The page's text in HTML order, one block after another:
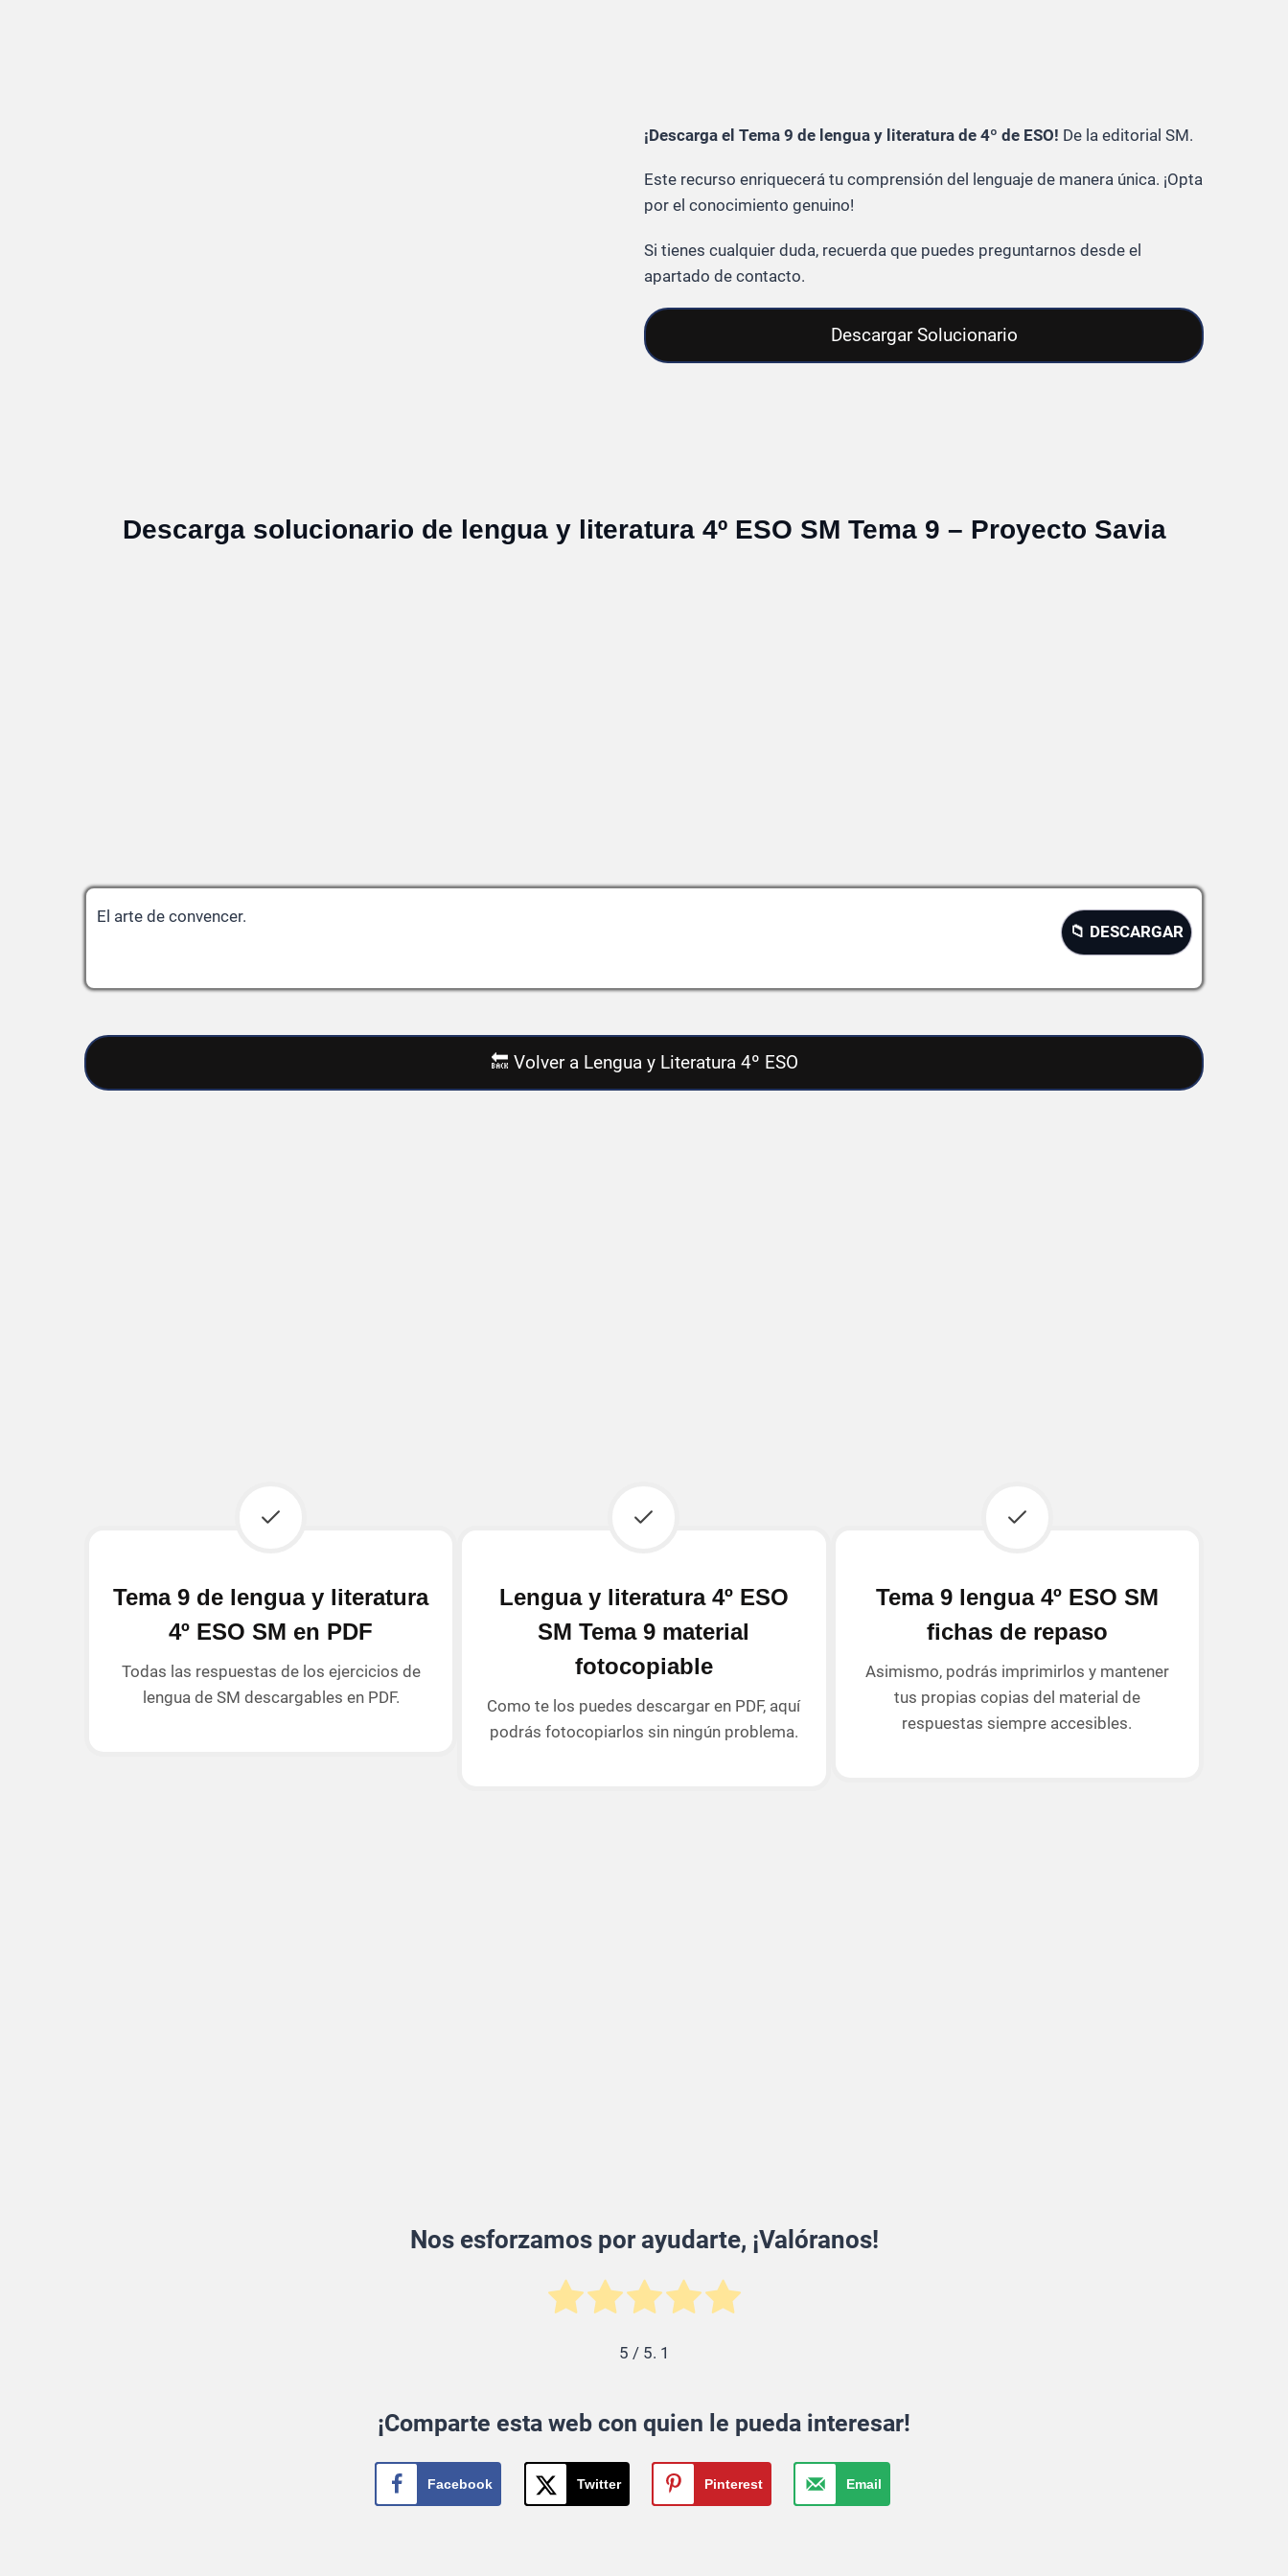
¡Descarga el Tema 9 de lengua y literatura de 4º de ESO! De la editorial SM.
Este recurso enriquecerá tu comprensión del lenguaje de manera única. ¡Opta
por el conocimiento genuino!
Si tienes cualquier duda, recuerda que puedes preguntarnos desde el
apartado de contacto.
Descargar Solucionario
Descarga solucionario de lengua y literatura 4º ESO SM Tema 9 – Proyecto Savia
El arte de convencer.
📁 DESCARGAR
🔙 Volver a Lengua y Literatura 4º ESO
Tema 9 de lengua y literatura
4º ESO SM en PDF
Todas las respuestas de los ejercicios de
lengua de SM descargables en PDF.
Lengua y literatura 4º ESO
SM Tema 9 material
fotocopiable
Como te los puedes descargar en PDF, aquí
podrás fotocopiarlos sin ningún problema.
Tema 9 lengua 4º ESO SM
fichas de repaso
Asimismo, podrás imprimirlos y mantener
tus propias copias del material de
respuestas siempre accesibles.
Nos esforzamos por ayudarte, ¡Valóranos!
5 / 5. 1
¡Comparte esta web con quien le pueda interesar!
Facebook Twitter Pinterest Email